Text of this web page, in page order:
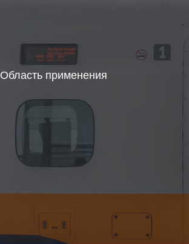
Область применения